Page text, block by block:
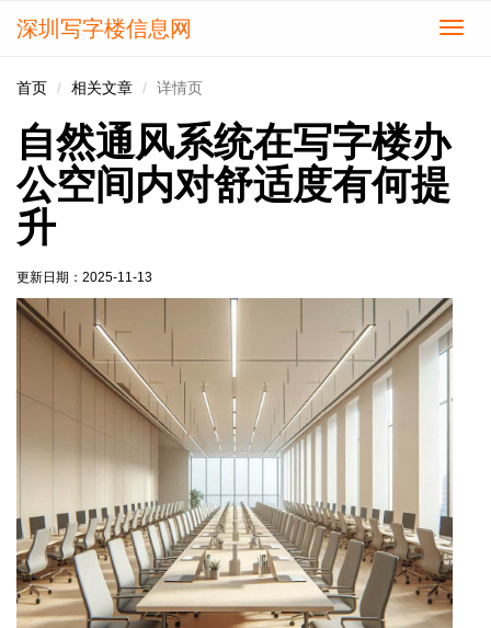
切
深圳写字楼信息网
首页 相关文章 详情页
自然通风系统在写字楼办
公空间内对舒适度有何提
升
更新日期： 2025-11-13